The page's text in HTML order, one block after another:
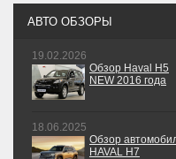
АВТО ОБЗОРЫ
19.02.2026
Обзор Haval H5
NEW 2016 года
18.06.2025
Обзор
HAVAL H7